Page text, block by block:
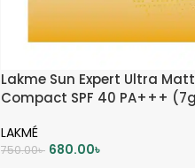
Lakme Sun Expert Ultra
Compact SPF 40 PA+++
LAKMÉ
750.00৳ 680.00৳